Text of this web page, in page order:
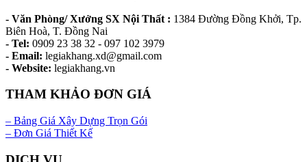
- Văn Phòng/ Xưởng SX Nội Thất : 1384 Đường Đồng Khởi, Tp.
Biên Hoà, T. Đồng Nai
- Tel: 0909 23 38 32 - 097 102 3979
- Email: legiakhang.xd@gmail.com
- Website: legiakhang.vn
THAM KHẢO ĐƠN GIÁ
– Bảng Giá Xây Dựng Trọn Gói
– Đơn Giá Thiết Kế